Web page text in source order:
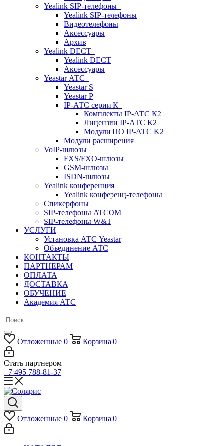
Yealink SIP-телефоны
Yealink SIP-телефоны
Видеотелефоны
Аксессуары
Архив
Yealink DECT
Yealink DECT
Аксессуары
Yeastar АТС
Yeastar S
Yeastar P
IP-АТС серии К
Комплекты IP-АТС К2
Лицензии IP-АТС К2
Модули ПО IP-АТС K2
Модули расширения
VoIP-шлюзы
FXS/FXO-шлюзы
GSM-шлюзы
ISDN-шлюзы
Yealink конференция
Yealink конференц-телефоны
Спикерфоны
SIP-телефоны ATCOM
SIP-телефоны W&T
УСЛУГИ
Установка АТС Yeastar
Объединение АТС
КОНТАКТЫ
ПАРТНЕРАМ
ОПЛАТА
ДОСТАВКА
ОБУЧЕНИЕ
Академия АТС
Отложенные 0 Корзина 0
Стать партнером
+7 495 788-81-37
Отложенные 0 Корзина 0